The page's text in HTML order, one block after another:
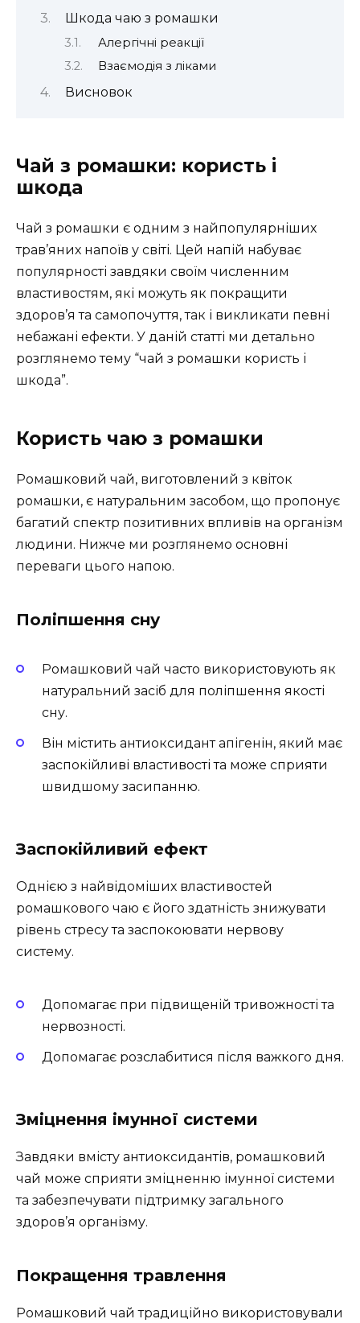
Шкода чаю з ромашки
Алергічні реакції
Взаємодія з ліками
Висновок
Чай з ромашки: користь і
шкода
Чай з ромашки є одним з найпопулярніших
трав’яних напоїв у світі. Цей напій набуває
популярності завдяки своїм численним
властивостям, які можуть як покращити
здоров’я та самопочуття, так і викликати певні
небажані ефекти. У даній статті ми детально
розглянемо тему “чай з ромашки користь і
шкода”.
Користь чаю з ромашки
Ромашковий чай, виготовлений з квіток
ромашки, є натуральним засобом, що пропонує
багатий спектр позитивних впливів на організм
людини. Нижче ми розглянемо основні
переваги цього напою.
Поліпшення сну
Ромашковий чай часто використовують як
натуральний засіб для поліпшення якості
сну.
Він містить антиоксидант апігенін, який має
заспокійливі властивості та може сприяти
швидшому засипанню.
Заспокійливий ефект
Однією з найвідоміших властивостей
ромашкового чаю є його здатність знижувати
рівень стресу та заспокоювати нервову
систему.
Допомагає при підвищеній тривожності та
нервозності.
Допомагає розслабитися після важкого дня.
Зміцнення імунної системи
Завдяки вмісту антиоксидантів, ромашковий
чай може сприяти зміцненню імунної системи
та забезпечувати підтримку загального
здоров’я організму.
Покращення травлення
Ромашковий чай традиційно використовували